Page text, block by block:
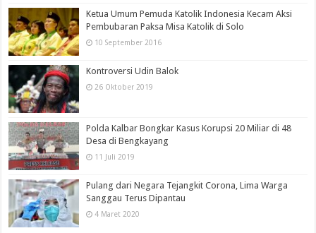
Ketua Umum Pemuda Katolik Indonesia Kecam Aksi
Pembubaran Paksa Misa Katolik di Solo
10 September 2016
Kontroversi Udin Balok
26 Oktober 2019
Polda Kalbar Bongkar Kasus Korupsi 20 Miliar di 48
Desa di Bengkayang
11 Juli 2019
Pulang dari Negara Tejangkit Corona, Lima Warga
Sanggau Terus Dipantau
4 Maret 2020